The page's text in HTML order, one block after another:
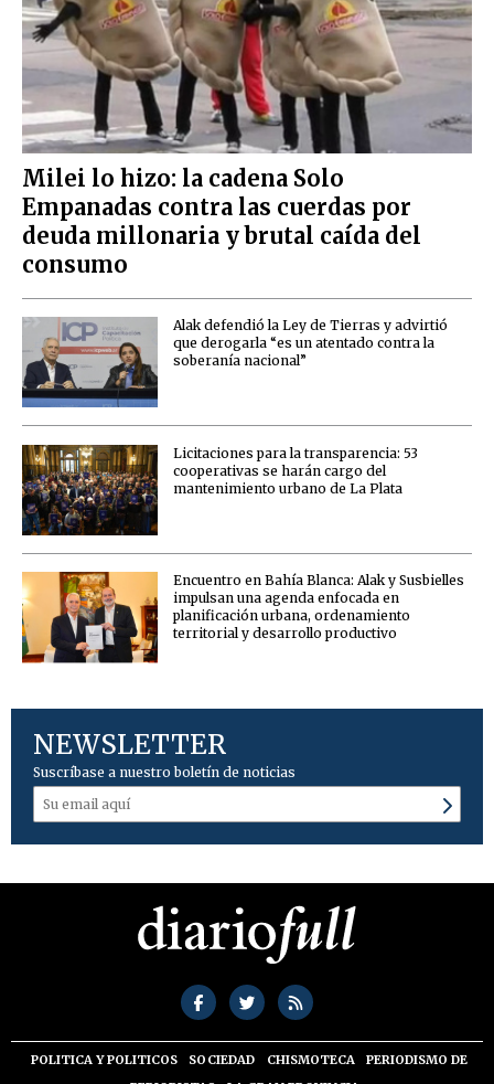
Milei lo hizo: la cadena Solo
Empanadas contra las cuerdas por
deuda millonaria y brutal caída del
consumo
Alak defendió la Ley de Tierras y advirtió
que derogarla “es un atentado contra la
soberanía nacional”
Licitaciones para la transparencia: 53
cooperativas se harán cargo del
mantenimiento urbano de La Plata
Encuentro en Bahía Blanca: Alak y Susbielles
impulsan una agenda enfocada en
planificación urbana, ordenamiento
territorial y desarrollo productivo
NEWSLETTER
Suscríbase a nuestro boletín de noticias
POLITICA Y POLITICOS SOCIEDAD CHISMOTECA
PERIODISMO DE